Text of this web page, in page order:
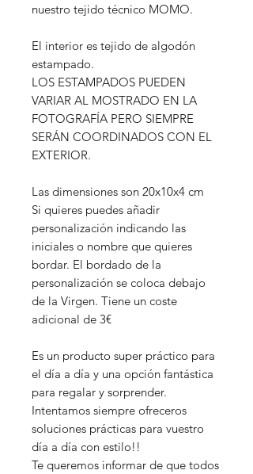
nuestro tejido técnico MOMO.
El interior es tejido de algodón
estampado.
LOS ESTAMPADOS PUEDEN
VARIAR AL MOSTRADO EN LA
FOTOGRAFÍA PERO SIEMPRE
SERÁN COORDINADOS CON EL
EXTERIOR.
Las dimensiones son 20x10x4 cm
Si quieres puedes añadir
personalización indicando las
iniciales o nombre que quieres
bordar. El bordado de la
personalización se coloca debajo
de la Virgen. Tiene un coste
adicional de 3€
Es un producto super práctico para
el día a día y una opción fantástica
para regalar y sorprender.
Intentamos siempre ofreceros
soluciones prácticas para vuestro
día a día con estilo!!
Te queremos informar de que todos